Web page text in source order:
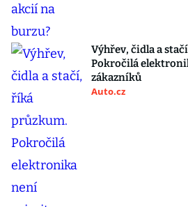
Výhřev, čidla a
Pokročilá
zákazníků
Auto.cz